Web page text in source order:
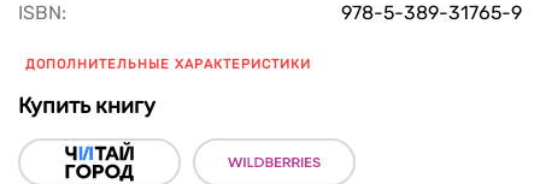
ISBN: 978-5-389-31765-9
ДОПОЛНИТЕЛЬНЫЕ ХАРАКТЕРИСТИКИ
Купить книгу